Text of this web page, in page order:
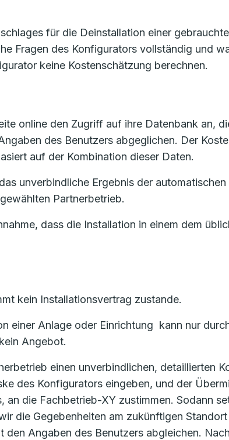
für die Deinstallation einer
Fragen des Konfigurators vollständig und
keine Kostenschätzung berechnen.
online den Zugriff auf ihre Datenbank an,
des Benutzers abgeglichen. Der
auf der Kombination dieser Daten.
unverbindliche Ergebnis der
Partnerbetrieb.
dass die Installation in einem dem
kein Installationsvertrag zustande.
einer Anlage oder Einrichtung kann nur
Angebot.
einen unverbindlichen, detaillierten
des Konfigurators eingeben, und der
die Fachbetrieb-XY zustimmen. Sodann
die Gegebenheiten am zukünftigen
den Angaben des Benutzers abgleichen.